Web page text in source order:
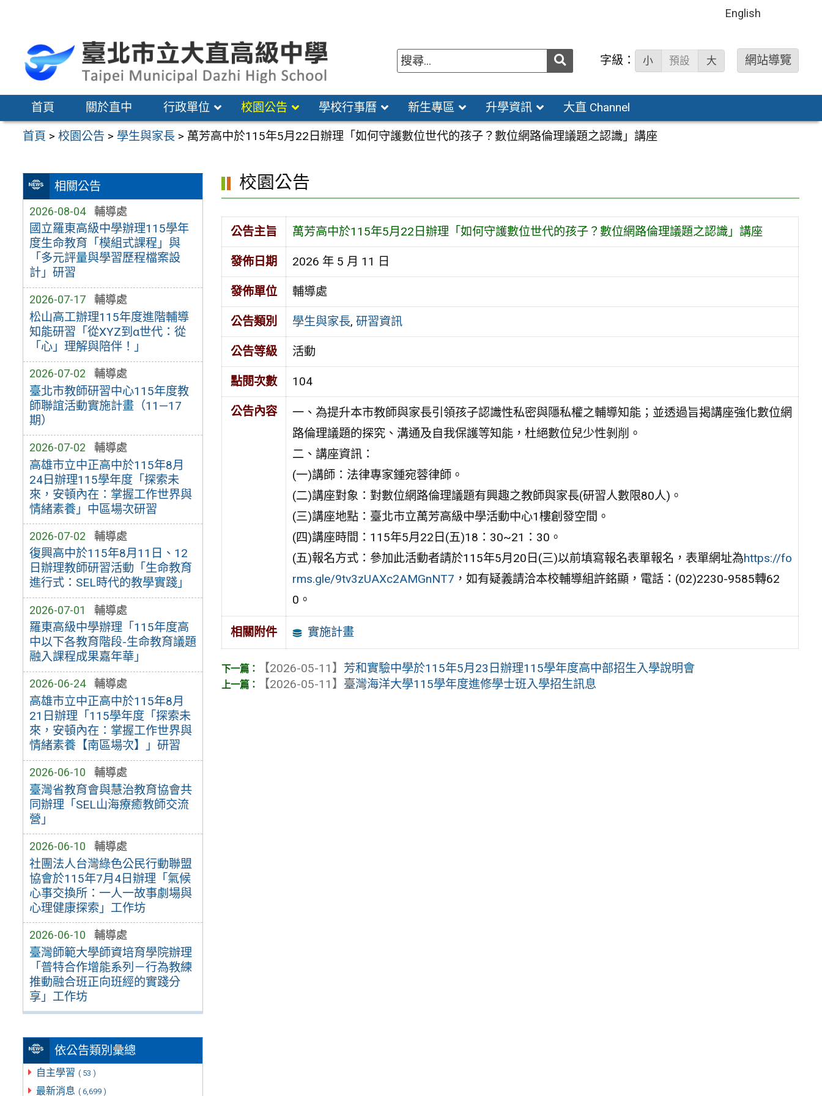
區
English
送出 字級： 小 預設 大 網站導覽
首頁 關於直中 行政單位 校園公告 學校行事曆 新生專區 升學資訊 大直 Channel
首頁 >校園公告 > 學生與家長 > 萬芳高中於115年5月22日辦理「如何守護數位世代的孩子？數位網路倫理議題之認識」講座
相關公告
2026-08-04 輔導處
國立羅東高級中學辦理115學年
度生命教育「模組式課程」與
「多元評量與學習歷程檔案設
計」研習
2026-07-17 輔導處
松山高工辦理115年度進階輔導
知能研習「從XYZ到α世代：從
「心」理解與陪伴！」
2026-07-02 輔導處
臺北市教師研習中心115年度教
師聯誼活動實施計畫（11—17
期）
2026-07-02 輔導處
高雄市立中正高中於115年8月
24日辦理115學年度「探索未
來，安頓內在：掌握工作世界與
情緒素養」中區場次研習
2026-07-02 輔導處
復興高中於115年8月11日、12
日辦理教師研習活動「生命教育
進行式：SEL時代的教學實踐」
2026-07-01 輔導處
羅東高級中學辦理「115年度高
中以下各教育階段-生命教育議題
融入課程成果嘉年華」
2026-06-24 輔導處
高雄市立中正高中於115年8月
21日辦理「115學年度「探索未
來，安頓內在：掌握工作世界與
情緒素養【南區場次】」研習
2026-06-10 輔導處
臺灣省教育會與慧治教育協會共
同辦理「SEL山海療癒教師交流
營」
2026-06-10 輔導處
社團法人台灣綠色公民行動聯盟
協會於115年7月4日辦理「氣候
心事交換所：一人一故事劇場與
心理健康探索」工作坊
2026-06-10 輔導處
臺灣師範大學師資培育學院辦理
「普特合作增能系列－行為教練
推動融合班正向班經的實踐分
享」工作坊
依公告類別彙總
自主學習 ( 53 )
最新消息 ( 6,699 )
校園公告
公告主旨 萬芳高中於115年5月22日辦理「如何守護數位世代的孩子？數位網路倫理議題之認識」講座
發佈日期 2026 年 5 月 11 日
發佈單位 輔導處
公告類別 學生與家長, 研習資訊
公告等級 活動
點閱次數 104
公告內容
一、為提升本市教師與家長引領孩子認識性私密與隱私權之輔導知能；並透過旨揭講座強化數位網
路倫理議題的探究、溝通及自我保護等知能，杜絕數位兒少性剝削。
二、講座資訊：
(一)講師：法律專家鍾宛蓉律師。
(二)講座對象：對數位網路倫理議題有興趣之教師與家長(研習人數限80人)。
(三)講座地點：臺北市立萬芳高級中學活動中心1樓創發空間。
(四)講座時間：115年5月22日(五)18：30~21：30。
(五)報名方式：參加此活動者請於115年5月20日(三)以前填寫報名表單報名，表單網址為https://fo
rms.gle/9tv3zUAXc2AMGnNT7 ，如有疑義請洽本校輔導組許銘顯，電話：(02)2230-9585轉62
0。
相關附件 實施計畫
【2026-05-11】 芳和實驗中學於115年5月23日辦理115學年度高中部招生入學說明會
【2026-05-11】 臺灣海洋大學115學年度進修學士班入學招生訊息